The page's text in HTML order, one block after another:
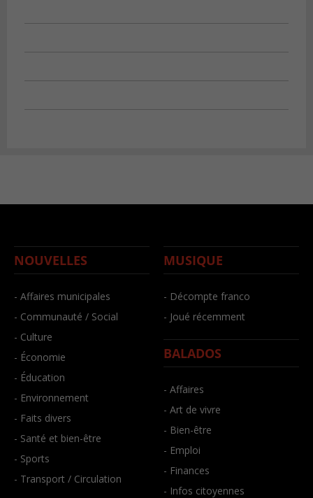
NOUVELLES
- Affaires municipales
- Communauté / Social
- Culture
- Économie
- Éducation
- Environnement
- Faits divers
- Santé et bien-être
- Sports
- Transport / Circulation
MUSIQUE
- Décompte franco
- Joué récemment
BALADOS
- Affaires
- Art de vivre
- Bien-être
- Emploi
- Finances
- Infos citoyennes